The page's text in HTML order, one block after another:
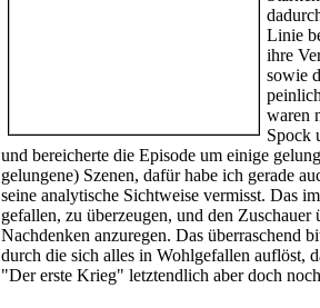
Linie
ihre
sowie
waren
Spock
und bereicherte die Episode um einige
gelungene) Szenen, dafür habe ich gerade
seine analytische Sichtweise vermisst. Das
gefallen, zu überzeugen, und den
Nachdenken anzuregen. Das überraschend
durch die sich alles in Wohlgefallen auflöst,
"Der erste Krieg" letztendlich aber doch